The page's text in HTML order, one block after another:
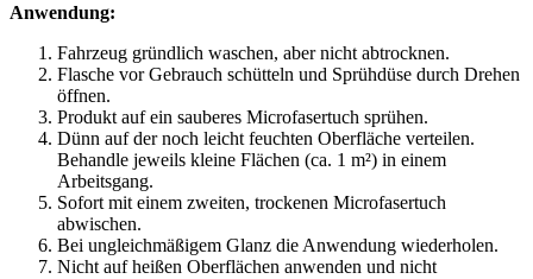
Anwendung:
Fahrzeug gründlich waschen, aber nicht abtrocknen.
Flasche vor Gebrauch schütteln und Sprühdüse durch Drehen
öffnen.
Produkt auf ein sauberes Microfasertuch sprühen.
Dünn auf der noch leicht feuchten Oberfläche verteilen.
Behandle jeweils kleine Flächen (ca. 1 m²) in einem
Arbeitsgang.
Sofort mit einem zweiten, trockenen Microfasertuch
abwischen.
Bei ungleichmäßigem Glanz die Anwendung wiederholen.
Nicht auf heißen Oberflächen anwenden und nicht